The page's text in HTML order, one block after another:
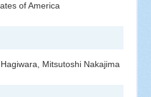
of America
Mitsutoshi Nakajima